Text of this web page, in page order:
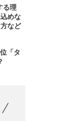
る理
めな
など
「タ